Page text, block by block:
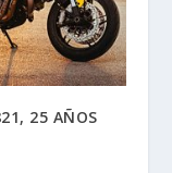
25 AÑOS